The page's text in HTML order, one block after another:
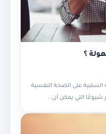
؟
السلبية على الصحة النفسية
شيوعًا التي يمكن أن...